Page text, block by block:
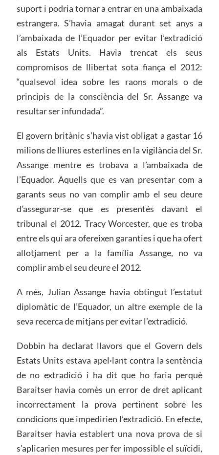
suport i podria tornar a entrar en una ambaixada
estrangera. S’havia amagat durant set anys a
l’ambaixada de l’Equador per evitar l’extradició
als Estats Units. Havia trencat els seus
compromisos de llibertat sota fiança el 2012:
“qualsevol idea sobre les raons morals o de
principis de la consciència del Sr. Assange va
resultar ser infundada”.
El govern britànic s’havia vist obligat a gastar 16
milions de lliures esterlines en la vigilància del Sr.
Assange mentre es trobava a l’ambaixada de
l’Equador. Aquells que es van presentar com a
garants seus no van complir amb el seu deure
d’assegurar-se que es presentés davant el
tribunal el 2012. Tracy Worcester, que es troba
entre els qui ara ofereixen garanties i que ha ofert
allotjament per a la família Assange, no va
complir amb el seu deure el 2012.
A més, Julian Assange havia obtingut l’estatut
diplomàtic de l’Equador, un altre exemple de la
seva recerca de mitjans per evitar l’extradició.
Dobbin ha declarat llavors que el Govern dels
Estats Units estava apel·lant contra la sentència
de no extradició i ha dit que ho faria perquè
Baraitser havia comès un error de dret aplicant
incorrectament la prova pertinent sobre les
condicions que impedirien l’extradició. En efecte,
Baraitser havia establert una nova prova de si
s’aplicarien mesures per fer impossible el suïcidi,